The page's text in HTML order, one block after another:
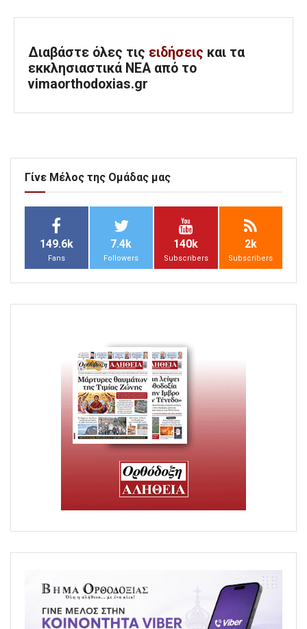
Διαβάστε όλες τις ειδήσεις και τα
εκκλησιαστικά ΝΕΑ από το
vimaorthodoxias.gr
Γίνε Μέλος της Ομάδας μας
149.6k
Fans
7.4k
Followers
140k
Subscribers
2k
Subscribers